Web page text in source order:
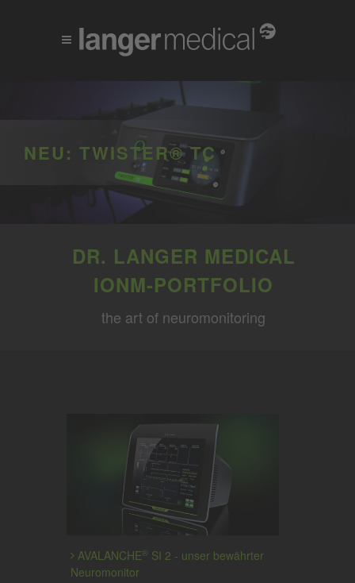
NEU: TWISTER® TC
DR. LANGER MEDICAL
IONM-PORTFOLIO
the art of neuromonitoring
AVALANCHE® SI 2 - unser bewährter
Neuromonitor